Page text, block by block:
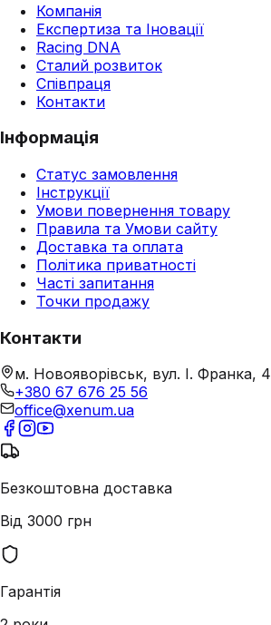
Компанія
Експертиза та Іновації
Racing DNA
Сталий розвиток
Співпраця
Контакти
Інформація
Статус замовлення
Інструкції
Умови повернення товару
Правила та Умови сайту
Доставка та оплата
Політика приватності
Часті запитання
Точки продажу
Контакти
м. Новояворівськ, вул. І. Франка, 4
+380 67 676 25 56
office@xenum.ua
Безкоштовна доставка
Від 3000 грн
Гарантія